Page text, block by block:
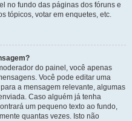
no fundo das páginas dos fóruns e
tópicos, votar em enquetes, etc.
do painel, você apenas
Você pode editar uma
a mensagem relevante, algumas
Caso alguém já tenha
um pequeno texto ao fundo,
quantas vezes. Isto não